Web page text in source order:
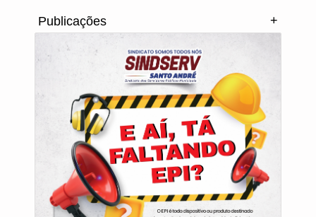
Publicações +